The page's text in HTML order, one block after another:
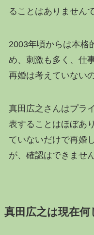
ることはありません
2003年頃からは本格
め、刺激も多く、仕
再婚は考えていない
真田広之さんはプラ
表することはほぼあ
ていないだけで再婚
が、確認はできませ
真田広之は現在何